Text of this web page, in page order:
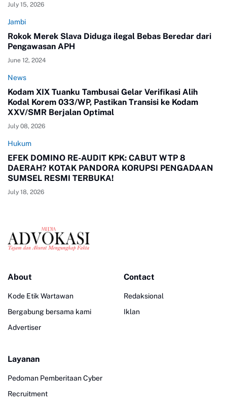
July 15, 2026
Jambi
Rokok Merek Slava Diduga ilegal Bebas Beredar dari
Pengawasan APH
June 12, 2024
News
Kodam XIX Tuanku Tambusai Gelar Verifikasi Alih
Kodal Korem 033/WP, Pastikan Transisi ke Kodam
XXV/SMR Berjalan Optimal
July 08, 2026
Hukum
EFEK DOMINO RE-AUDIT KPK: CABUT WTP 8
DAERAH? KOTAK PANDORA KORUPSI PENGADAAN
SUMSEL RESMI TERBUKA!
July 18, 2026
About
Kode Etik Wartawan
Bergabung bersama kami
Advertiser
Contact
Redaksional
Iklan
Layanan
Pedoman Pemberitaan Cyber
Recruitment